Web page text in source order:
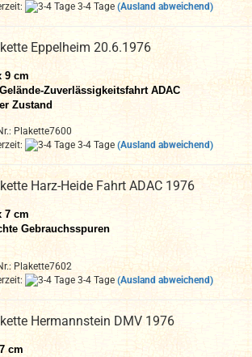
3-4 Tage (Ausland abweichend)
Eppelheim 20.6.1976
9 cm
Zuverlässigkeitsfahrt ADAC
Zustand
Plakette7600
3-4 Tage (Ausland abweichend)
Harz-Heide Fahrt ADAC 1976
7 cm
Gebrauchsspuren
Plakette7602
3-4 Tage (Ausland abweichend)
Hermannstein DMV 1976
cm